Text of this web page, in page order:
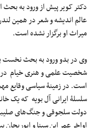
دکتر کویر پیش از ورود به
عالم اندیشه و شعر در همین
میراث او برگزار نشده است.
وی در بدو ورود به بحث نخست
شخصیت علمی‌ و هنری خیام در
است. در زمینۀ سیاسی وقایع
سلسلۀ ایرانی آل بویه که یک
دولت سلجوقی و جنگ‌های